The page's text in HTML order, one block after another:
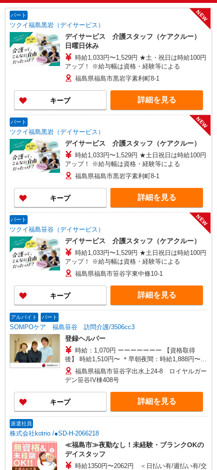
パート
ツクイ福島黒岩（デイサービス）
NEW
デイサービス 介護スタッフ（ケアクルー）
日曜日休み
時給1,033円〜1,529円 ★土・祝日は時給100円
アップ！ ※給与幅は資格・経験等による
福島県福島市黒岩字素利町8-1
キープ 詳細を見る
パート
ツクイ福島黒岩（デイサービス）
NEW
デイサービス 介護スタッフ（ケアクルー）
時給1,033円〜1,529円 ★土日祝日は時給100円
アップ！ ※給与幅は資格・経験等による
福島県福島市黒岩字素利町8-1
キープ 詳細を見る
パート
ツクイ福島笹谷（デイサービス）
NEW
デイサービス 介護スタッフ（ケアクルー）
時給1,033円〜1,529円 ★土日祝日は時給100円
アップ！ ※給与幅は資格・経験等による
福島県福島市笹谷字東中條10-1
キープ 詳細を見る
アルバイト パート
SOMPOケア 福島笹谷 訪問介護/3506cc3
登録ヘルパー
時給：1,070円 ーーーーーーー 【資格取得
後】 時給1,510円〜 ＊早朝夜間：時給1,888円〜
＊日曜祝日：時給1,810円〜 ーーーーーーー
福島県福島市笹谷字出水上24-8 ロイヤルガー
デン笹谷IV棟408号
キープ 詳細を見る
派遣社員
株式会社kotrio /●SD-H-2066218
≪福島市≫夜勤なし！未経験・ブランクOKの
デイスタッフ
時給1350円〜2062円 ＜日払い有/週払い有/交